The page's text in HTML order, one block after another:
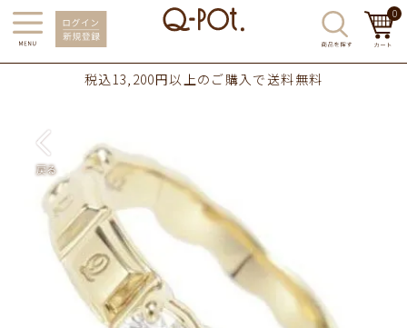
0
税込13,200円以上のご購入で送料無料